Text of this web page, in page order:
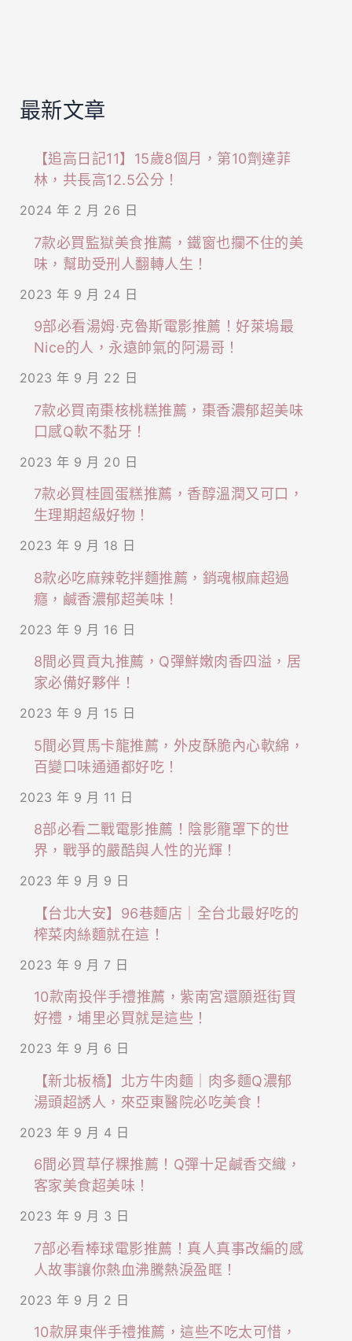
最新文章
【追高日記11】15歲8個月，第10劑達菲
林，共長高12.5公分！
2024 年 2 月 26 日
7款必買監獄美食推薦，鐵窗也攔不住的美
味，幫助受刑人翻轉人生！
2023 年 9 月 24 日
9部必看湯姆·克魯斯電影推薦！好萊塢最
Nice的人，永遠帥氣的阿湯哥！
2023 年 9 月 22 日
7款必買南棗核桃糕推薦，棗香濃郁超美味
口感Q軟不黏牙！
2023 年 9 月 20 日
7款必買桂圓蛋糕推薦，香醇溫潤又可口，
生理期超級好物！
2023 年 9 月 18 日
8款必吃麻辣乾拌麵推薦，銷魂椒麻超過
癮，鹹香濃郁超美味！
2023 年 9 月 16 日
8間必買貢丸推薦，Q彈鮮嫩肉香四溢，居
家必備好夥伴！
2023 年 9 月 15 日
5間必買馬卡龍推薦，外皮酥脆內心軟綿，
百變口味通通都好吃！
2023 年 9 月 11 日
8部必看二戰電影推薦！陰影籠罩下的世
界，戰爭的嚴酷與人性的光輝！
2023 年 9 月 9 日
【台北大安】96巷麵店｜全台北最好吃的
榨菜肉絲麵就在這！
2023 年 9 月 7 日
10款南投伴手禮推薦，紫南宮還願逛街買
好禮，埔里必買就是這些！
2023 年 9 月 6 日
【新北板橋】北方牛肉麵｜肉多麵Q濃郁
湯頭超誘人，來亞東醫院必吃美食！
2023 年 9 月 4 日
6間必買草仔粿推薦！Q彈十足鹹香交織，
客家美食超美味！
2023 年 9 月 3 日
7部必看棒球電影推薦！真人真事改編的感
人故事讓你熱血沸騰熱淚盈眶！
2023 年 9 月 2 日
10款屏東伴手禮推薦，這些不吃太可惜，